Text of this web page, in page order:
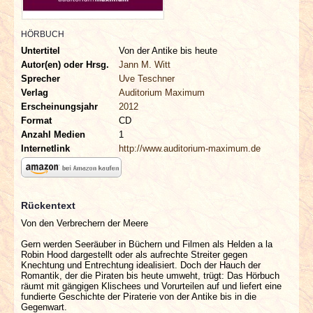
SPECIALS
REDAKTION
LINKS
ARCHIV
HÖRBUCH
Untertitel
Von der Antike bis heute
Autor(en) oder Hrsg.
Jann M. Witt
Sprecher
Uve Teschner
Verlag
Auditorium Maximum
Erscheinungsjahr
2012
Format
CD
Anzahl Medien
1
Internetlink
http://www.auditorium-maximum.de
Rückentext
Von den Verbrechern der Meere
Gern werden Seeräuber in Büchern und Filmen als Helden a la
Robin Hood dargestellt oder als aufrechte Streiter gegen
Knechtung und Entrechtung idealisiert. Doch der Hauch der
Romantik, der die Piraten bis heute umweht, trügt: Das Hörbuch
räumt mit gängigen Klischees und Vorurteilen auf und liefert eine
fundierte Geschichte der Piraterie von der Antike bis in die
Gegenwart.